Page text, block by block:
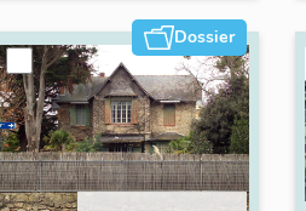
Joffre
Dossier